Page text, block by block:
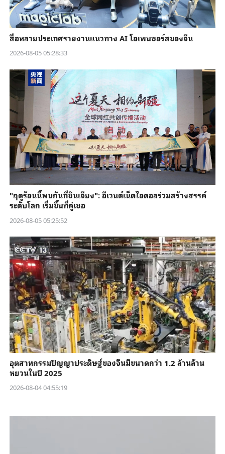
สื่อหลายประเทศรายงานแนวทาง AI โอเพนซอร์สของจีน
2026-08-05 05:28:33
"ฤดูร้อนนี้พบกันที่ซินเจียง": อีเวนต์เน็ตไอดอลร่วมสร้างสรรค์
ระดับโลก เริ่มขึ้นที่คู่เชอ
2026-08-05 05:25:52
อุตสาหกรรมปัญญาประดิษฐ์ของจีนมีขนาดกว่า 1.2 ล้านล้าน
หยวนในปี 2025
2026-08-04 04:55:19